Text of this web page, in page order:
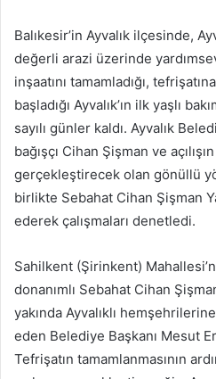
Balıkesir’in Ayvalık ilçesinde,
değerli arazi üzerinde
inşaatını tamamladığı,
başladığı Ayvalık’ın ilk yaşlı
sayılı günler kaldı. Ayvalık
bağışçı Cihan Şişman ve
gerçekleştirecek olan gönüllü
birlikte Sebahat Cihan Şişman
ederek çalışmaları denetledi.
Sahilkent (Şirinkent)
donanımlı Sebahat Cihan
yakında Ayvalıklı
eden Belediye Başkanı Mesut
Tefrişatın tamamlanmasının